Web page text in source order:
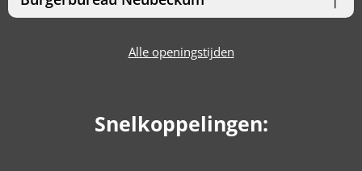
Alle openingstijden
Snelkoppelingen: